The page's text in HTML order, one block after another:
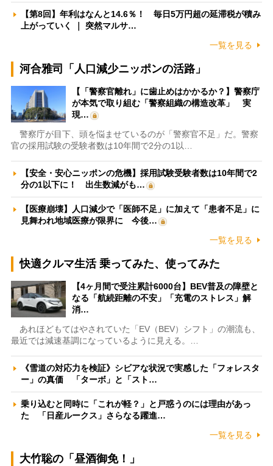
【第8回】年利はなんと14.6％！ 毎日5万円超の延滞税が積み
上がっていく ｜ 突然マルサ…
一覧を見る
河合雅司「人口減少ニッポンの活路」
【「警察官離れ」に歯止めはかかるか？】警察庁
が本気で取り組む「警察組織の構造改革」 実
現…
警察庁が目下、頭を悩ませているのが「警察官不足」だ。警察
官の採用試験の受験者数は10年間で2分の1以…
【安全・安心ニッポンの危機】採用試験受験者数は10年間で2
分の1以下に！ 出生数減がも…
【医療崩壊】人口減少で「医師不足」に加えて「患者不足」に
見舞われ地域医療が限界に 今後…
一覧を見る
快適クルマ生活 乗ってみた、使ってみた
【4ヶ月間で受注累計6000台】BEV普及の障壁と
なる「航続距離の不安」「充電のストレス」解
消…
あれほどもてはやされていた「EV（BEV）シフト」の潮流も、
最近では減速基調になっているように見える。…
《雪道の対応力を検証》シビアな状況で実感した「フォレスタ
ー」の真価 「ターボ」と「スト…
乗り込むと同時に「これが軽？」と戸惑うのには理由があっ
た 「日産ルークス」さらなる躍進…
一覧を見る
大竹聡の「昼酒御免！」